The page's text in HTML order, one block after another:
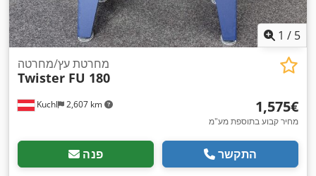
1 / 5
Kuchl 2,607 km
מחרטת עץ/מחרטה
Twister FU 180
‏1,575 ‏€
מחיר קבוע בתוספת מע"מ
פנה התקשר